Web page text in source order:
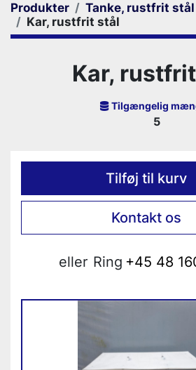
Produkter Tanke, rustfrit stål
Kar, rustfrit stål
Kar,
Tilgængelig
5
Tilføj til kurv
Kontakt os
eller Ring +45 48